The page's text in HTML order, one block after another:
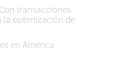
transacciones
la optimización de
en América